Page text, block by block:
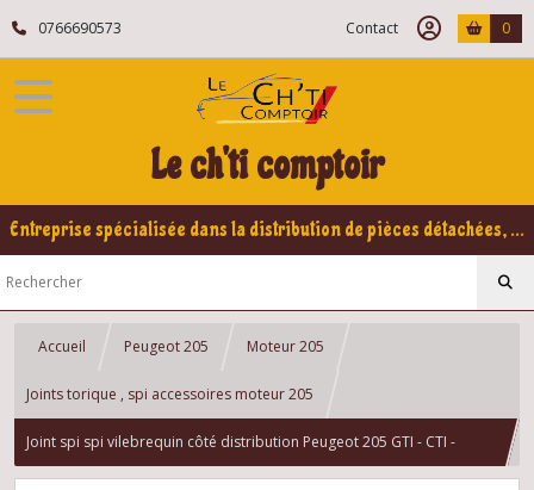
0766690573 Contact 0
Le ch'ti comptoir
Entreprise spécialisée dans la distribution de pièces détachées, refabrication pour voitures Yountimers Peugeot 205 GTI, 309 GTI - GTI16
Accueil Peugeot 205 Moteur 205
Joints torique , spi accessoires moteur 205
Joint spi spi vilebrequin côté distribution Peugeot 205 GTI - CTI -